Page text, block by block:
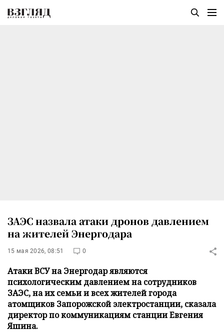
ЗАЭС назвала атаки дронов давлением
на жителей Энергодара
15 мая 2026, 08:51 0
Атаки ВСУ на Энергодар являются
психологическим давлением на сотрудников
ЗАЭС, на их семьи и всех жителей города
атомщиков Запорожской электростанции, сказала
директор по коммуникациям станции Евгения
Яшина.